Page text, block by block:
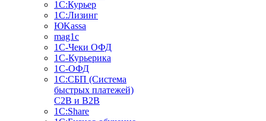
1С:Курьер
1С:Лизинг
ЮKassa
mag1c
1С-Чеки ОФД
1С-Курьерика
1С-ОФД
1С:СБП (Система
быстрых платежей)
C2B и B2B
1С:Share